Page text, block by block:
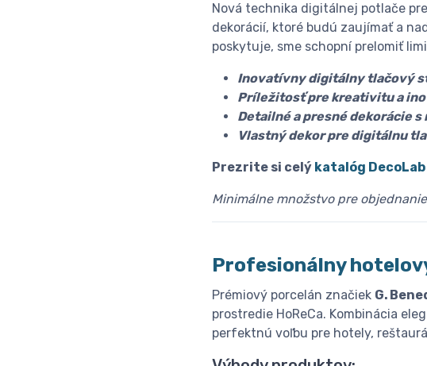
Nová technika digitálnej potlače
dekorácií, ktoré budú zaujímať a
poskytuje, sme schopní prelomiť
Inovatívny digitálny tlačový
Príležitosť pre kreativitu a
Detailné a presné dekorácie
Vlastný dekor pre digitálnu
Prezrite si celý katalóg DecoLab
Minimálne množstvo pre
Profesionálny
Prémiový porcelán značiek G.
prostredie HoReCa. Kombinácia
perfektnú voľbu pre hotely,